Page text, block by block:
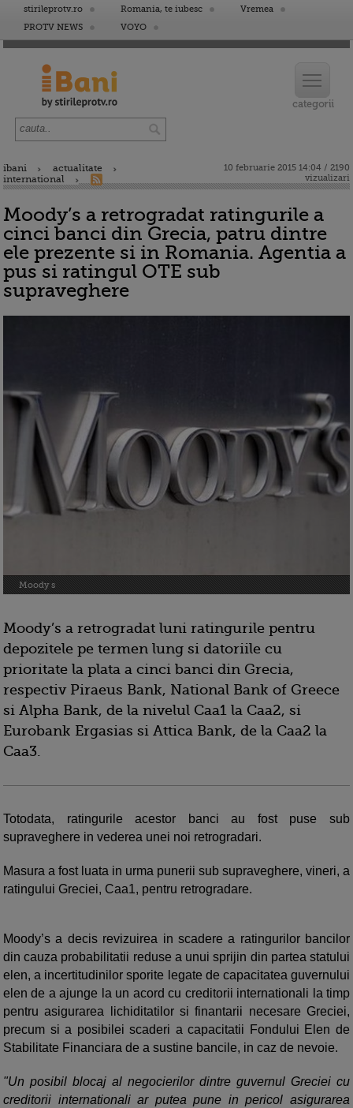
stirileprotv.ro Romania, te iubesc
Vremea
PROTV NEWS
VOYO
ibani
actualitate
international
10 februarie 2015 14:04 / 2190
vizualizari
Moody’s a retrogradat ratingurile a
cinci banci din Grecia, patru dintre
ele prezente si in Romania. Agentia a
pus si ratingul OTE sub
supraveghere
Moody s
Moody’s a retrogradat luni ratingurile pentru
depozitele pe termen lung si datoriile cu
prioritate la plata a cinci banci din Grecia,
respectiv Piraeus Bank, National Bank of Greece
si Alpha Bank, de la nivelul Caa1 la Caa2, si
Eurobank Ergasias si Attica Bank, de la Caa2 la
Caa3.
Totodata, ratingurile acestor banci au fost puse sub
supraveghere in vederea unei noi retrogradari.
Masura a fost luata in urma punerii sub supraveghere, vineri, a
ratingului Greciei, Caa1, pentru retrogradare.
Moody’s a decis revizuirea in scadere a ratingurilor bancilor
din cauza probabilitatii reduse a unui sprijin din partea statului
elen, a incertitudinilor sporite legate de capacitatea guvernului
elen de a ajunge la un acord cu creditorii internationali la timp
pentru asigurarea lichiditatilor si finantarii necesare Greciei,
precum si a posibilei scaderi a capacitatii Fondului Elen de
Stabilitate Financiara de a sustine bancile, in caz de nevoie.
"Un posibil blocaj al negocierilor dintre guvernul Greciei cu
creditorii internationali ar putea pune in pericol asigurarea